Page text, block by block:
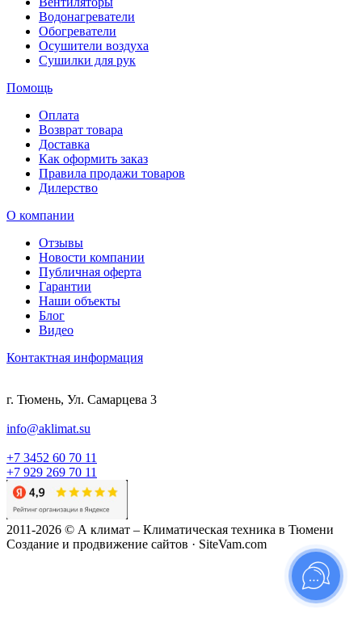
Водонагреватели
Обогреватели
Осушители воздуха
Сушилки для рук
Помощь
Оплата
Возврат товара
Доставка
Как оформить заказ
Правила продажи товаров
Дилерство
О компании
Отзывы
Новости компании
Публичная оферта
Гарантии
Наши объекты
Блог
Видео
Контактная информация
г. Тюмень, Ул. Самарцева 3
info@aklimat.su
+7 3452 60 70 11
+7 929 269 70 11
2011-2026 © А климат – Климатическая техника в Тюмени
Создание и продвижение сайтов · SiteVam.com